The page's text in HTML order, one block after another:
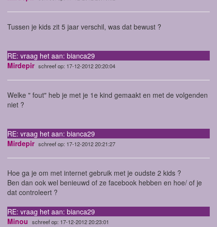
Tussen je kids zit 5 jaar verschil, was dat bewust ?
RE: vraag het aan: bianca29
Mirdepir schreef op: 17-12-2012 20:20:04
Welke " fout" heb je met je 1e kind gemaakt en met de volgenden
niet ?
RE: vraag het aan: bianca29
Mirdepir schreef op: 17-12-2012 20:21:27
Hoe ga je om met internet gebruik met je oudste 2 kids ?
Ben dan ook wel benieuwd of ze facebook hebben en hoe/ of je
dat controleert ?
RE: vraag het aan: bianca29
Minou schreef op: 17-12-2012 20:23:01